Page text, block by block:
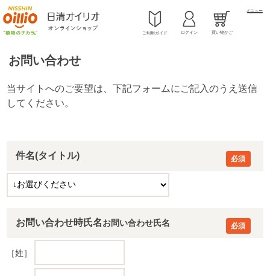
ご利用ガイド ログイン 買い物かご
メニュー
お問い合わせ
件名(タイトル)
お問い合わせ時氏名
［姓］